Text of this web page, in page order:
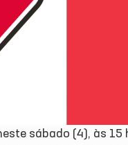
sábado (4), às 15